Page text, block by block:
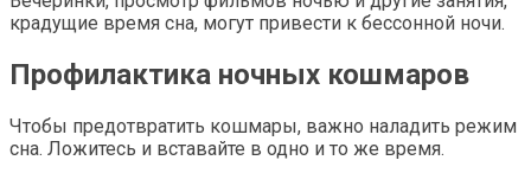
крадущие время сна, могут привести к бессонной ночи.
Профилактика ночных кошмаров
Чтобы предотвратить кошмары, важно наладить режим
сна. Ложитесь и вставайте в одно и то же время.